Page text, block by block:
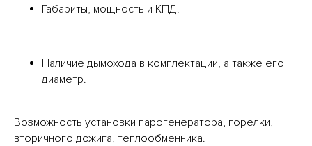
Габариты, мощность и КПД.
Наличие дымохода в комплектации, а также его
диаметр.
Возможность установки парогенератора, горелки,
вторичного дожига, теплообменника.